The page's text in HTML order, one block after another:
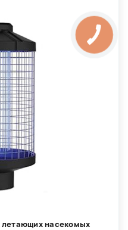
летающих насекомых